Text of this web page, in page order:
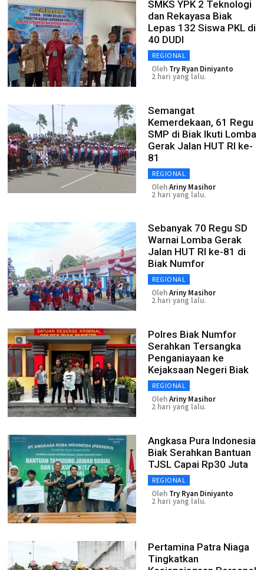
SMKS YPK 2 Teknologi
dan Rekayasa Biak
Lepas 132 Siswa PKL di
40 DUDI
REGIONAL
Oleh Try Ryan Diniyanto
2 hari yang lalu.
Semangat
Kemerdekaan, 61 Regu
SMP di Biak Ikuti Lomba
Gerak Jalan HUT RI ke-
81
REGIONAL
OlehAriny Masihor
2 hari yang lalu.
Sebanyak 70 Regu SD
Warnai Lomba Gerak
Jalan HUT RI ke-81 di
Biak Numfor
REGIONAL
OlehAriny Masihor
2 hari yang lalu.
Polres Biak Numfor
Serahkan Tersangka
Penganiayaan ke
Kejaksaan Negeri Biak
REGIONAL
OlehAriny Masihor
2 hari yang lalu.
Angkasa Pura Indonesia
Biak Serahkan Bantuan
TJSL Capai Rp30 Juta
REGIONAL
Oleh Try Ryan Diniyanto
2 hari yang lalu.
Pertamina Patra Niaga
Tingkatkan